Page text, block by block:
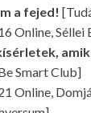
a fejed!
Online, Séllei
Smart Club]
Online,